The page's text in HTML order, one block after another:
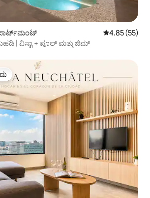
5 ರಲ್ಲಿ 4.85
4.85 (55)
| ವಿಸ್ಟಾ + ಪೂಲ್ ಮತ್ತು ಜಿಮ್